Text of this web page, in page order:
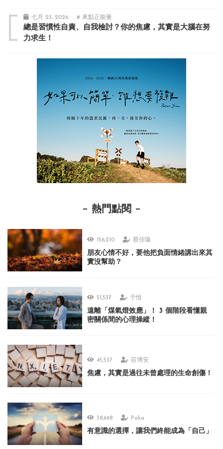
七月 23, 2026 # 來點正能量
總是習慣性自責、自我檢討？你的焦慮，其實是大腦在努
力求生！
熱門點閱
156,210 蔡佳璇
朋友心情不好，要他把負面情緒講出來其
實沒幫助？
51,537 于悅
遠離「煤氣燈效應」！ 3 個階段看懂親
密關係間的心理操縱！
45,537 莊博安
焦慮，其實是過往未曾處理的生命創傷！
38,698 Poka
有意識的選擇，讓我們終能成為「自己」